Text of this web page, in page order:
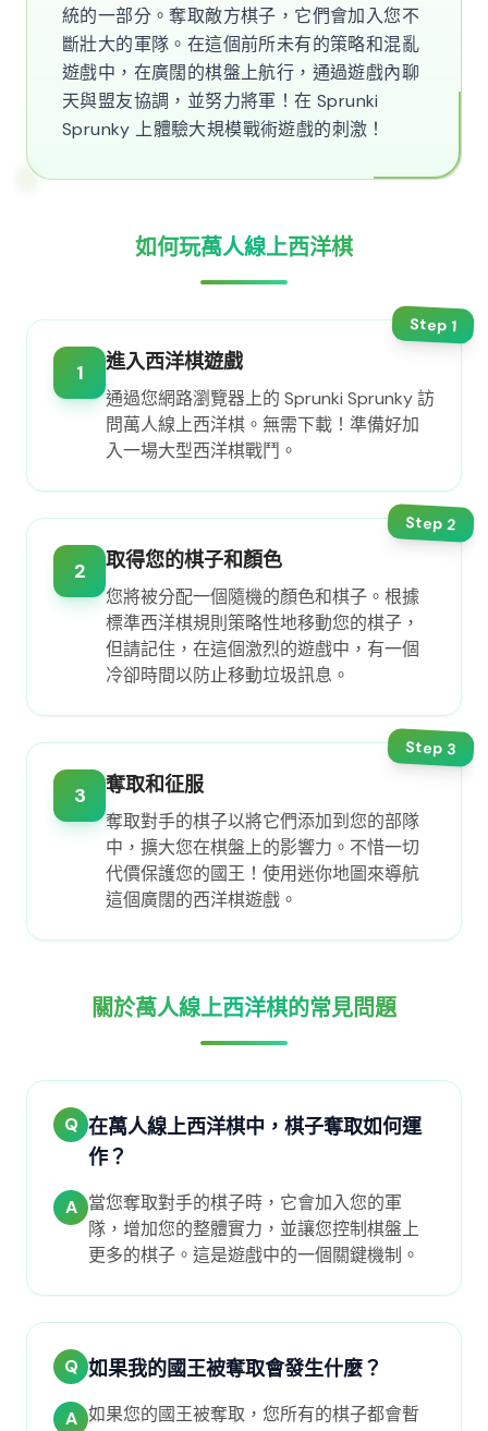
統的一部分。奪取敵方棋子，它們會加入您不
斷壯大的軍隊。在這個前所未有的策略和混亂
遊戲中，在廣闊的棋盤上航行，通過遊戲內聊
天與盟友協調，並努力將軍！在 Sprunki
Sprunky 上體驗大規模戰術遊戲的刺激！
如何玩萬人線上西洋棋
Step1
1 進入西洋棋遊戲
通過您網路瀏覽器上的 Sprunki Sprunky 訪
問萬人線上西洋棋。無需下載！準備好加
入一場大型西洋棋戰鬥。
Step2
2 取得您的棋子和顏色
您將被分配一個隨機的顏色和棋子。根據
標準西洋棋規則策略性地移動您的棋子，
但請記住，在這個激烈的遊戲中，有一個
冷卻時間以防止移動垃圾訊息。
Step3
3 奪取和征服
奪取對手的棋子以將它們添加到您的部隊
中，擴大您在棋盤上的影響力。不惜一切
代價保護您的國王！使用迷你地圖來導航
這個廣闊的西洋棋遊戲。
關於萬人線上西洋棋的常見問題
Q 在萬人線上西洋棋中，棋子奪取如何運
作？
A 當您奪取對手的棋子時，它會加入您的軍
隊，增加您的整體實力，並讓您控制棋盤上
更多的棋子。這是遊戲中的一個關鍵機制。
Q 如果我的國王被奪取會發生什麼？
A 如果您的國王被奪取，您所有的棋子都會暫